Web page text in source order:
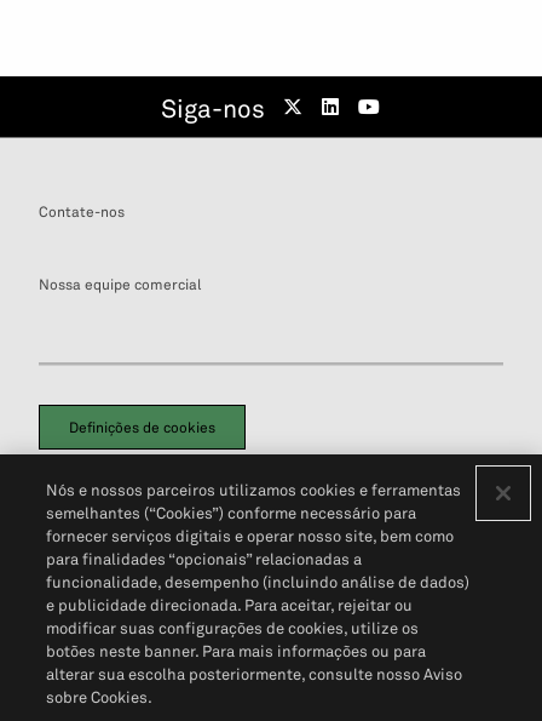
Siga-nos
Contate-nos
Nossa equipe comercial
Definições de cookies
Política de PrivacidadePortal de privacidade do cliente (em inglês)
Não Venda Minhas Informações Pessoais© 2026 S&P Global
Nós e nossos parceiros utilizamos cookies e ferramentas
semelhantes (“Cookies”) conforme necessário para
fornecer serviços digitais e operar nosso site, bem como
para finalidades “opcionais” relacionadas a
funcionalidade, desempenho (incluindo análise de dados)
e publicidade direcionada. Para aceitar, rejeitar ou
modificar suas configurações de cookies, utilize os
botões neste banner. Para mais informações ou para
alterar sua escolha posteriormente, consulte nosso Aviso
sobre Cookies.